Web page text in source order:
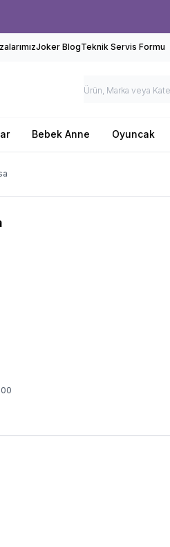
Joker BlogTeknik Servis Formu
Bebek Anne Oyuncak